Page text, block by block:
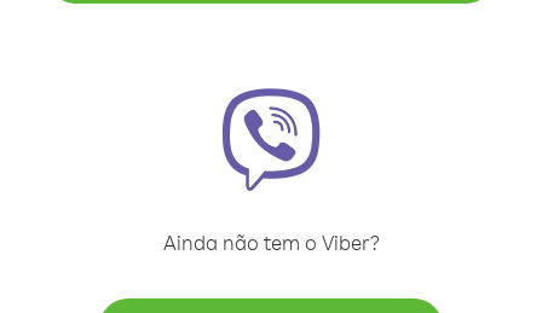
Ainda não tem o Viber?